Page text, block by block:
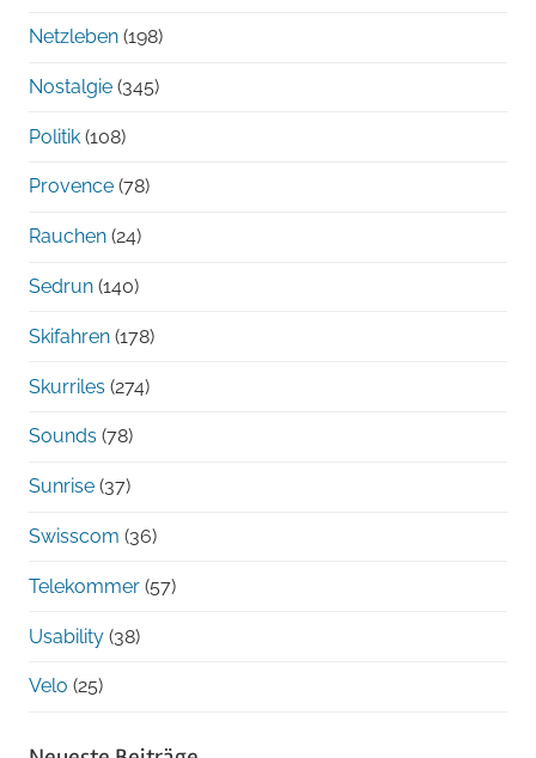
Netzleben (198)
Nostalgie (345)
Politik (108)
Provence (78)
Rauchen (24)
Sedrun (140)
Skifahren (178)
Skurriles (274)
Sounds (78)
Sunrise (37)
Swisscom (36)
Telekommer (57)
Usability (38)
Velo (25)